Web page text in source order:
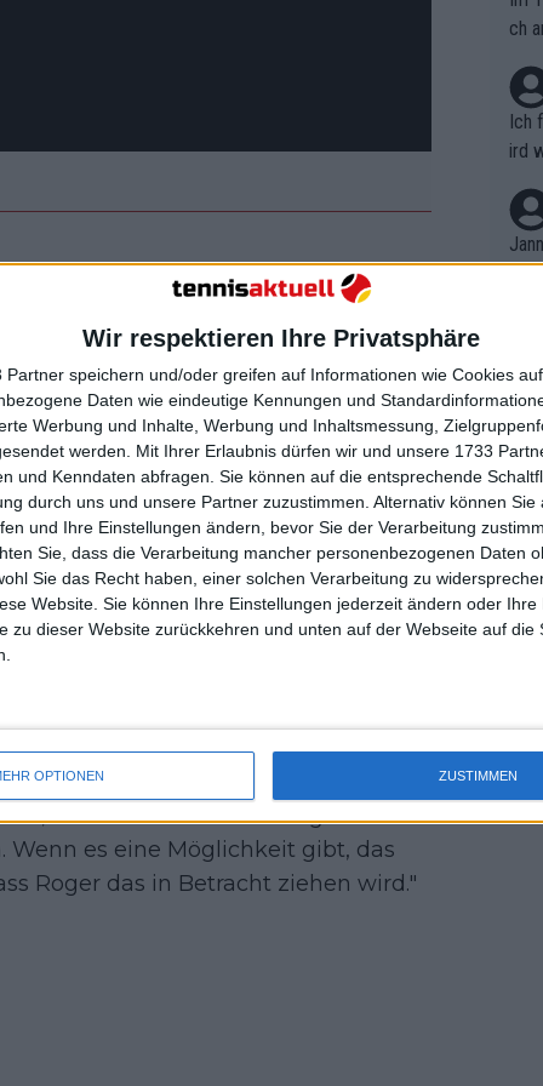
Wir respektieren Ihre Privatsphäre
Partner speichern und/oder greifen auf Informationen wie Cookies
Daten wie eindeutige Kennungen und
Werbung und Inhalte, Werbung und Inhaltsmessung,
werden. Mit Ihrer Erlaubnis dürfen wir und unsere 1733
und Kenndaten abfragen. Sie können auf die entsprechende
durch uns und unsere Partner zuzustimmen. Alternativ können Sie
und Ihre Einstellungen ändern, bevor Sie der Verarbeitung
Sie, dass die Verarbeitung mancher personenbezogenen Daten
Sie das Recht haben, einer solchen Verarbeitung zu
Website. Sie können Ihre Einstellungen jederzeit ändern oder Ihre
zu dieser Website zurückkehren und unten auf der Webseite auf die
OPTIONEN ZUSTIMMEN
auf zwei verschiedenen
großen Drei. Vor allem mit
Novak
gespielt und wird in
antreten. Wenn sich also alle
des Trios durchaus
Nadal könnte das der Fall sein.
Match mehr bestreiten, solange er
gegenüber Marca.
mit Federers
den sie in Südafrika aufgestellt
Wenn es eine Möglichkeit gibt, das
Roger das in Betracht ziehen wird."
ch
Ich
ird
r in
em
t,
B.
on
uss
mal
des
n
nt.
kel